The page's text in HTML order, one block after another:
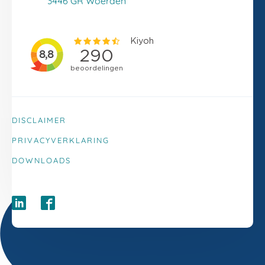
DISCLAIMER
PRIVACYVERKLARING
DOWNLOADS